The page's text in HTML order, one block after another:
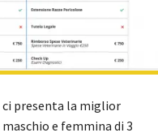
presenta la miglior
e femmina di 3